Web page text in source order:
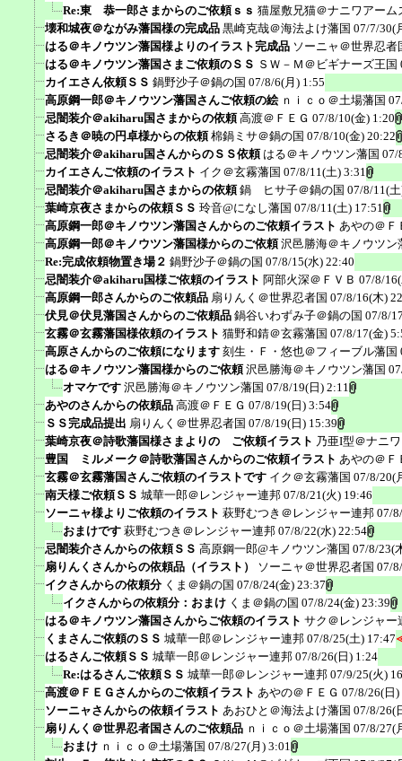
Re:東 恭一郎さまからのご依頼ｓｓ 猫屋敷兄猫＠ナニワアーム
壊和城夜＠ながみ藩国様の完成品 黒崎克哉＠海法よけ藩国 07/7/30(
はる＠キノウツン藩国様よりのイラスト完成品 ソーニャ＠世界忍者
はる＠キノウツン藩国さまご依頼のＳＳ ＳＷ－Ｍ＠ビギナーズ王国
カイエさん依頼ＳＳ 鍋野沙子＠鍋の国 07/8/6(月) 1:55
高原鋼一郎＠キノウツン藩国さんご依頼の絵 ｎｉｃｏ＠土場藩国
忌闇装介＠akiharu国さまからの依頼 高渡＠ＦＥＧ 07/8/10(金) 1:20
さるき＠暁の円卓様からの依頼 棉鍋ミサ＠鍋の国 07/8/10(金) 20:22
忌闇装介＠akiharu国さんからのＳＳ依頼 はる＠キノウツン藩国 07/
カイエさんご依頼のイラスト イク＠玄霧藩国 07/8/11(土) 3:31
忌闇装介＠akiharu国さまからの依頼 鍋 ヒサ子＠鍋の国 07/8/11(
葉崎京夜さまからの依頼ＳＳ 玲音@になし藩国 07/8/11(土) 17:51
高原鋼一郎＠キノウツン藩国さんからのご依頼イラスト あやの＠Ｆ
高原鋼一郎＠キノウツン藩国様からのご依頼 沢邑勝海＠キノウツン
Re:完成依頼物置き場２ 鍋野沙子＠鍋の国 07/8/15(水) 22:40
忌闇装介＠akiharu国様ご依頼のイラスト 阿部火深＠ＦＶＢ 07/8/
高原鋼一郎さんからのご依頼品 扇りんく＠世界忍者国 07/8/16(木)
伏見＠伏見藩国さんからのご依頼品 鍋谷いわずみ子＠鍋の国 07/8/
玄霧＠玄霧藩国様依頼のイラスト 猫野和錆＠玄霧藩国 07/8/17(金)
高原さんからのご依頼になります 刻生・Ｆ・悠也＠フィーブル藩国
はる＠キノウツン藩国様からのご依頼 沢邑勝海＠キノウツン藩国
オマケです 沢邑勝海＠キノウツン藩国 07/8/19(日) 2:11
あやのさんからの依頼品 高渡＠ＦＥＧ 07/8/19(日) 3:54
ＳＳ完成品提出 扇りんく＠世界忍者国 07/8/19(日) 15:39
葉崎京夜＠詩歌藩国様さまよりの ご依頼イラスト 乃亜I型＠ナニ
豊国 ミルメーク＠詩歌藩国さんからのご依頼イラスト あやの＠Ｆ
玄霧＠玄霧藩国さんご依頼のイラストです イク＠玄霧藩国 07/8/20(
南天様ご依頼ＳＳ 城華一郎＠レンジャー連邦 07/8/21(火) 19:46
ソーニャ様よりご依頼のイラスト 萩野むつき＠レンジャー連邦 07/
おまけです 萩野むつき＠レンジャー連邦 07/8/22(水) 22:54
忌闇装介さんからの依頼ＳＳ 高原鋼一郎@キノウツン藩国 07/8/23(
扇りんくさんからの依頼品（イラスト）
ソーニャ＠世界忍者国 07/
イクさんからの依頼分 くま＠鍋の国 07/8/24(金) 23:37
イクさんからの依頼分：おまけ くま＠鍋の国 07/8/24(金) 23:39
はる＠キノウツン藩国さんからご依頼のイラスト サク＠レンジャー
くまさんご依頼のＳＳ 城華一郎＠レンジャー連邦 07/8/25(土) 17:47
はるさんご依頼ＳＳ 城華一郎＠レンジャー連邦 07/8/26(日) 1:24
Re:はるさんご依頼ＳＳ 城華一郎＠レンジャー連邦 07/9/25(火)
高渡＠ＦＥＧさんからのご依頼イラスト あやの＠ＦＥＧ 07/8/26(日)
ソーニャさんからの依頼イラスト あおひと＠海法よけ藩国 07/8/26(
扇りんく＠世界忍者国さんのご依頼品 ｎｉｃｏ＠土場藩国 07/8/27(
おまけ ｎｉｃｏ＠土場藩国 07/8/27(月) 3:01